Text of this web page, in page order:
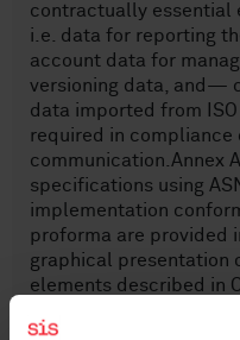
contractually
i.e. data for reporting
account data for
versioning data, and—
data imported from
required in compliance
communication.Annex
specifications using
implementation
proforma are provided
graphical presentation
elements described in